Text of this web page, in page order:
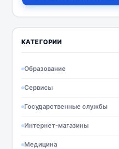
КАТЕГОРИИ
Образование
Сервисы
Государственные службы
Интернет-магазины
Медицина